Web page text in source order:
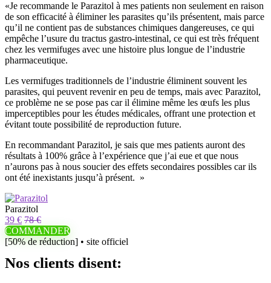
«Je recommande le Parazitol à mes patients non seulement en raison
de son efficacité à éliminer les parasites qu’ils présentent, mais parce
qu’il ne contient pas de substances chimiques dangereuses, ce qui
empêche l’usure du tractus gastro-intestinal, ce qui est très fréquent
chez les vermifuges avec une histoire plus longue de l’industrie
pharmaceutique.
Les vermifuges traditionnels de l’industrie éliminent souvent les
parasites, qui peuvent revenir en peu de temps, mais avec Parazitol,
ce problème ne se pose pas car il élimine même les œufs les plus
imperceptibles pour les études médicales, offrant une protection et
évitant toute possibilité de reproduction future.
En recommandant Parazitol, je sais que mes patients auront des
résultats à 100% grâce à l’expérience que j’ai eue et que nous
n’aurons pas à nous soucier des effets secondaires possibles car ils
ont été inexistants jusqu’à présent. »
Parazitol
39 € 78 €
COMMANDER
[50% de réduction] • site officiel
Nos clients disent: